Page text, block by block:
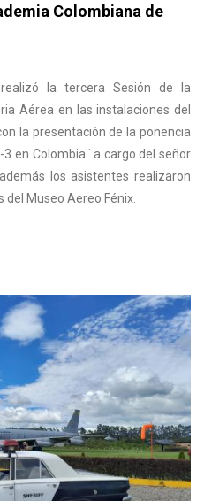
Colombiana de
la tercera Sesión de la
Aérea en las instalaciones del
la presentación de la ponencia
en Colombia¨ a cargo del señor
los asistentes realizaron
Museo Aereo Fénix.